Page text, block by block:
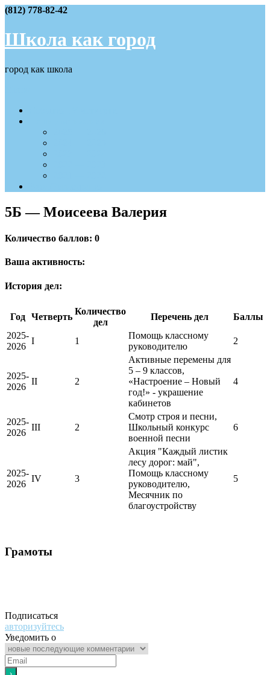
Skip
content
(812) 778-82-42
Школа как город
город как школа
5Б — Моисеева Валерия
Количество баллов: 0
Ваша активность:
История дел:
Год Четверть
Количество
дел
Перечень дел
Баллы
2025-
2026
I 1
Помощь классному
руководителю
2
2025-
2026
II 2
Активные перемены для
5 – 9 классов,
«Настроение – Новый
год!» - украшение
кабинетов
4
2025-
2026
III 2
Смотр строя и песни,
Школьный конкурс
военной песни
6
2025-
2026
IV 3
Акция "Каждый листик
лесу дорог: май",
Помощь классному
руководителю,
Месячник по
благоустройству
5
Грамоты
Подписаться
авторизуйтесь
Уведомить о